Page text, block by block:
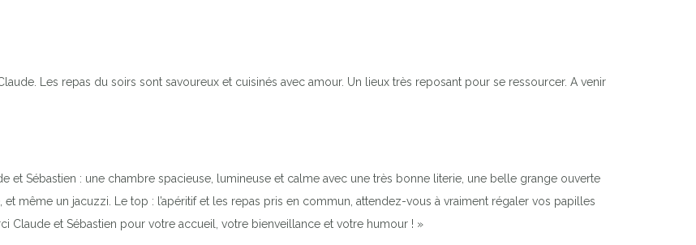
Les repas du soirs sont savoureux et cuisinés avec amour. Un lieux très reposant pour se ressourcer. A venir
et Sébastien : une chambre spacieuse, lumineuse et calme avec une très bonne literie, une belle grange ouverte
même un jacuzzi. Le top : l’apéritif et les repas pris en commun, attendez-vous à vraiment régaler vos papilles
Claude et Sébastien pour votre accueil, votre bienveillance et votre humour ! »